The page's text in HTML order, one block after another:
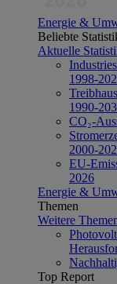
Energie &
Beliebte
Aktuelle
1998-
1990-
CO₂-
2000-
EU-
2026
Energie &
Themen
Weitere
Top Report